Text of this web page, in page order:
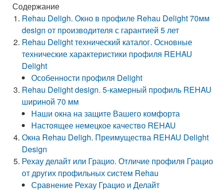
Содержание
Rehau Deligh. Окно в профиле Rehau Delight 70мм
design от производителя с гарантией 5 лет
Rehau Delight технический каталог. Основные
технические характеристики профиля REHAU
Delight
Особенности профиля Delight
Rehau Delight design. 5-камерный профиль REHAU
шириной 70 мм
Наши окна на защите Вашего комфорта
Настоящее немецкое качество REHAU
Окна Rehau Deligh. Преимущества REHAU Delight
Design
Рехау делайт или Грацио. Отличие профиля Грацио
от других профильных систем Rehau
Сравнение Рехау Грацио и Делайт